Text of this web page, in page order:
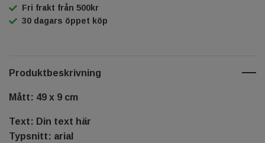
Fri frakt från 500kr
30 dagars öppet köp
Produktbeskrivning
Mått: 49 x 9 cm
Text: Din text här
Typsnitt: arial